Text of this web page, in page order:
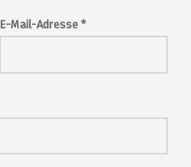
E-Mail-Adresse *